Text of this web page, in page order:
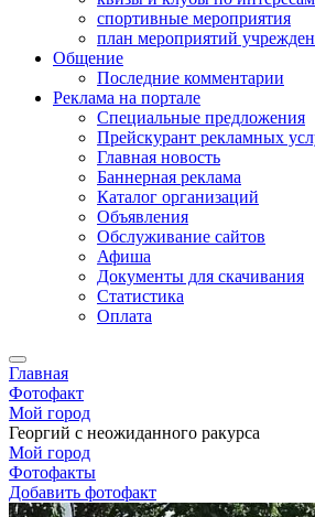
спортивные мероприятия
план мероприятий
Общение
Последние комментарии
Реклама на портале
Специальные предложения
Прейскурант рекламных
Главная новость
Баннерная реклама
Каталог организаций
Объявления
Обслуживание сайтов
Афиша
Документы для скачивания
Статистика
Оплата
Главная
Фотофакт
Мой город
Георгий с неожиданного ракурса
Мой город
Фотофакты
Добавить фотофакт